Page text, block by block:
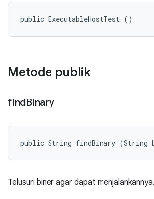
public ExecutableHostTest ()
Metode publik
findBinary
public String findBinary (String
Telusuri biner agar dapat menjalankannya.